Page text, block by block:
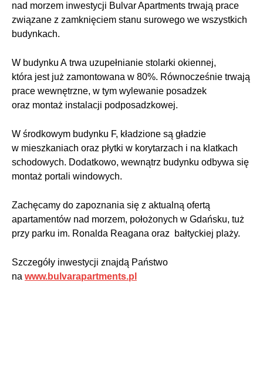
nad morzem inwestycji Bulvar Apartments trwają prace
związane z zamknięciem stanu surowego we wszystkich
budynkach.
W budynku A trwa uzupełnianie stolarki okiennej,
która jest już zamontowana w 80%. Równocześnie trwają
prace wewnętrzne, w tym wylewanie posadzek
oraz montaż instalacji podposadzkowej.
W środkowym budynku F, kładzione są gładzie
w mieszkaniach oraz płytki w korytarzach i na klatkach
schodowych. Dodatkowo, wewnątrz budynku odbywa się
montaż portali windowych.
Zachęcamy do zapoznania się z aktualną ofertą
apartamentów nad morzem, położonych w Gdańsku, tuż
przy parku im. Ronalda Reagana oraz bałtyckiej plaży.
Szczegóły inwestycji znajdą Państwo
na www.bulvarapartments.pl